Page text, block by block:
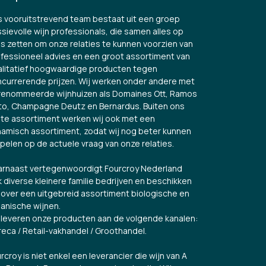
vooruitstrevend team bestaat uit een groep
wijn professionals, die samen alles op
zetten om onze relaties te kunnen voorzien van
advies en een groot assortiment van
hoogwaardige producten tegen
prijzen. Wij werken onder andere met
wijnhuizen als Domaines Ott, Ramos
Champagne Deutz en Bernardus. Buiten ons
assortiment werken wij ook met een
assortiment, zodat wij nog beter kunnen
op de actuele vraag van onze relaties.
vertegenwoordigt Fourcroy Nederland
diverse kleinere familie bedrijven en beschikken
een uitgebreid assortiment biologische en
wijnen.
onze producten aan de volgende kanalen:
/ Retail-vakhandel / Groothandel.
is niet enkel een leverancier die wijn van A